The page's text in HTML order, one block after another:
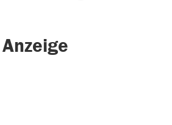
Anzeige